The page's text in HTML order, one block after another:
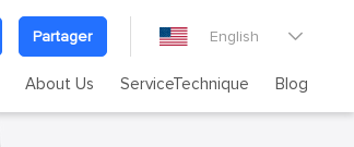
Partager English 
About Us ServiceTechnique Blog